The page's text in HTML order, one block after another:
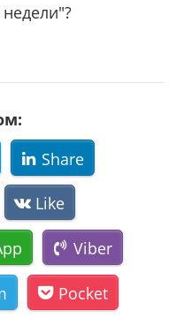
Share
Like
Viber
Pocket